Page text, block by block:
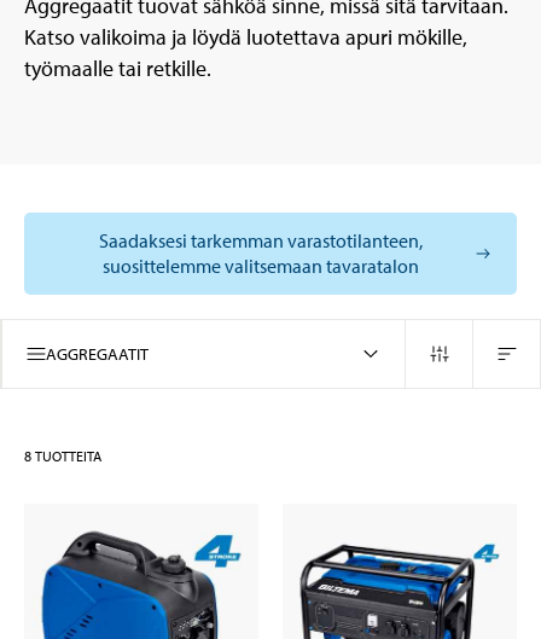
Aggregaatit tuovat sähköä sinne, missä sitä tarvitaan.
Katso valikoima ja löydä luotettava apuri mökille,
työmaalle tai retkille.
Saadaksesi tarkemman varastotilanteen,
suosittelemme valitsemaan tavaratalon
AGGREGAATIT
8 TUOTTEITA